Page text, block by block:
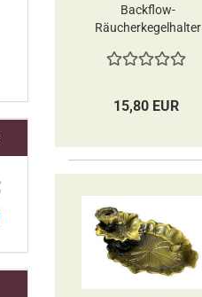
Backflow-
Räucherkegelhalter
15,80 EUR